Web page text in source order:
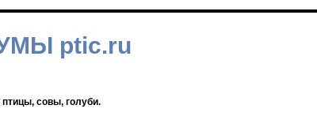
ptic.ru
совы, голуби.